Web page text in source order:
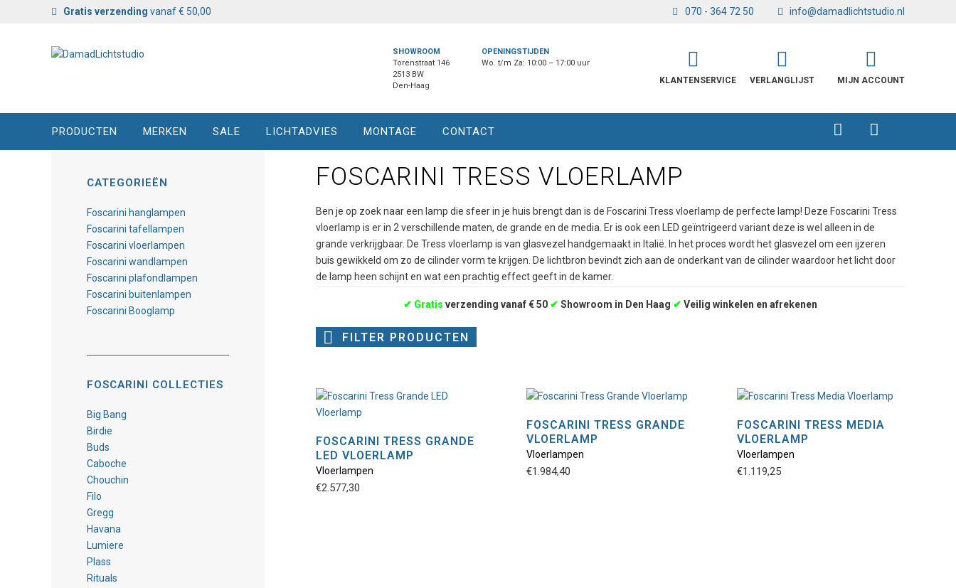
Gratis verzending vanaf € 50,00 070 - 364 72 50 info@damadlichtstudio.nl
SHOWROOM
Torenstraat 146
2513 BW
Den-Haag
OPENINGSTIJDEN
Wo. t/m Za: 10:00 – 17:00 uur
KLANTENSERVICE VERLANGLIJST MIJN ACCOUNT
PRODUCTEN MERKEN SALE LICHTADVIES MONTAGE CONTACT
FOSCARINI TRESS VLOERLAMP
Ben je op zoek naar een lamp die sfeer in je huis brengt dan is de Foscarini Tress vloerlamp de perfecte lamp! Deze Foscarini Tress
vloerlamp is er in 2 verschillende maten, de grande en de media. Er is ook een LED geïntrigeerd variant deze is wel alleen in de
grande verkrijgbaar. De Tress vloerlamp is van glasvezel handgemaakt in Italië. In het proces wordt het glasvezel om een ijzeren
buis gewikkeld om zo de cilinder vorm te krijgen. De lichtbron bevindt zich aan de onderkant van de cilinder waardoor het licht door
de lamp heen schijnt en wat een prachtig effect geeft in de kamer.
✔ Gratis verzending vanaf € 50 ✔ Showroom in Den Haag ✔ Veilig winkelen en afrekenen
FILTER PRODUCTEN
Dit
FOSCARINI TRESS GRANDE
LED VLOERLAMP
Vloerlampen
€2.577,30
FOSCARINI TRESS GRANDE
VLOERLAMP
Vloerlampen
€1.984,40
FOSCARINI TRESS MEDIA
VLOERLAMP
Vloerlampen
€1.119,25
CATEGORIEËN
Foscarini hanglampen
Foscarini tafellampen
Foscarini vloerlampen
Foscarini wandlampen
Foscarini plafondlampen
Foscarini buitenlampen
Foscarini Booglamp
FOSCARINI COLLECTIES
Big Bang
Birdie
Buds
Caboche
Chouchin
Filo
Gregg
Havana
Lumiere
Plass
Rituals